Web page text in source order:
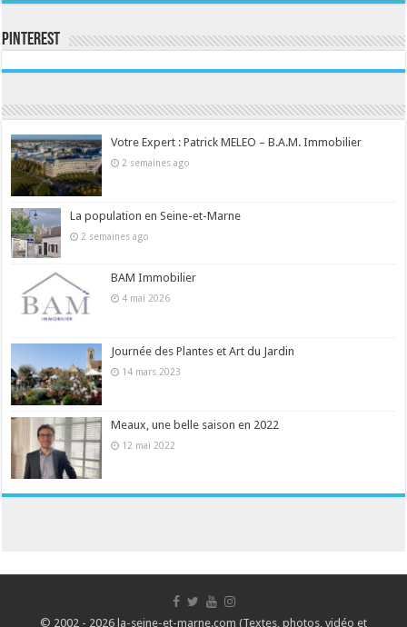
Pinterest
Votre Expert : Patrick MELEO – B.A.M. Immobilier
2 semaines ago
La population en Seine-et-Marne
2 semaines ago
BAM Immobilier
4 mai 2026
Journée des Plantes et Art du Jardin
14 mars 2023
Meaux, une belle saison en 2022
12 mai 2022
© 2002 - 2026 la-seine-et-marne.com (Textes, photos, vidéo et